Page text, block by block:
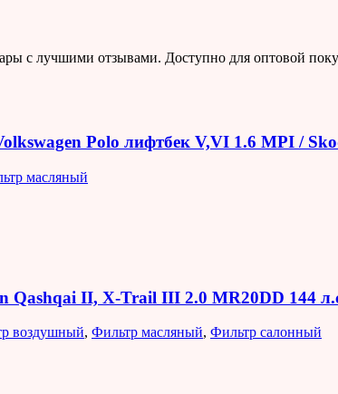
с лучшими отзывами. Доступно для оптовой
Polo лифтбек V,VI 1.6 MPI /
масляный
Qashqai II, X-Trail III 2.0 MR20DD 144
воздушный, Фильтр масляный, Фильтр салонный